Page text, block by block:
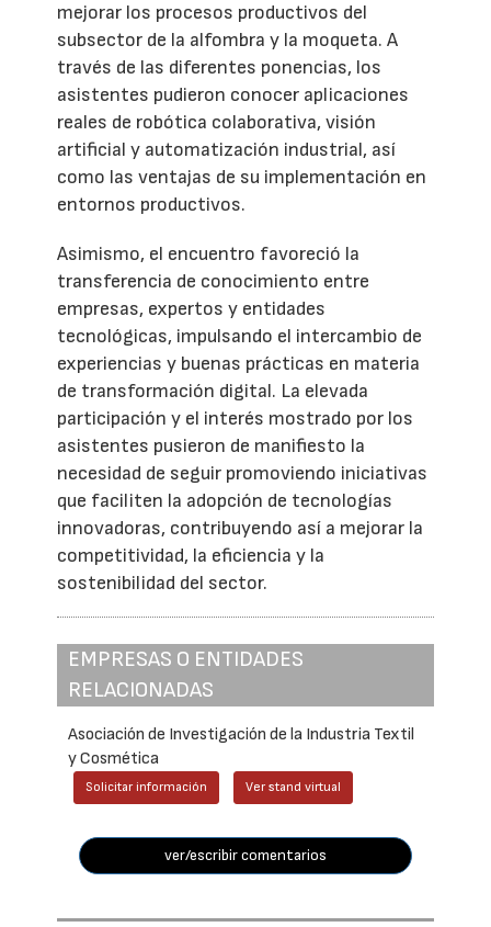
mejorar los procesos productivos del
subsector de la alfombra y la moqueta. A
través de las diferentes ponencias, los
asistentes pudieron conocer aplicaciones
reales de robótica colaborativa, visión
artificial y automatización industrial, así
como las ventajas de su implementación en
entornos productivos.
Asimismo, el encuentro favoreció la
transferencia de conocimiento entre
empresas, expertos y entidades
tecnológicas, impulsando el intercambio de
experiencias y buenas prácticas en materia
de transformación digital. La elevada
participación y el interés mostrado por los
asistentes pusieron de manifiesto la
necesidad de seguir promoviendo iniciativas
que faciliten la adopción de tecnologías
innovadoras, contribuyendo así a mejorar la
competitividad, la eficiencia y la
sostenibilidad del sector.
EMPRESAS O ENTIDADES
RELACIONADAS
Asociación de Investigación de la Industria Textil
y Cosmética
Solicitar información Ver stand virtual
ver/escribir comentarios